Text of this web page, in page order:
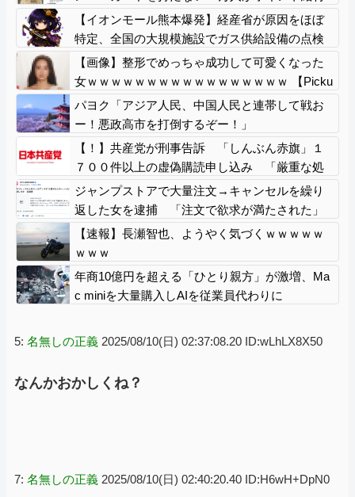
事業から排除された」
【イオンモール熊本爆発】経産省が原因をほぼ
特定、全国の大規模施設でガス供給設備の点検
要請にまで発展する事態に・・・【PICKUP】
【画像】整形でめっちゃ成功して可愛くなった
女ｗｗｗｗｗｗｗｗｗｗｗｗｗｗｗｗｗ 【Picku
p05164700】
パヨク「アジア人民、中国人民と連帯して戦お
ー！悪政高市を打倒するぞー！」
【！】共産党が刑事告訴 「しんぶん赤旗」１
７００件以上の虚偽購読申し込み 「厳重な処
罰を求める」
ジャンプストアで大量注文→キャンセルを繰り
返した女を逮捕 「注文で欲求が満たされた」
総額43億円
【速報】長瀬智也、ようやく気づくｗｗｗｗｗ
ｗｗｗ
年商10億円を超える「ひとり親方」が激増、Ma
c miniを大量購入しAIを従業員代わりに
5: 名無しの正義 2025/08/10(日) 02:37:08.20 ID:wLhLX8X50
なんかおかしくね？
7: 名無しの正義 2025/08/10(日) 02:40:20.40 ID:H6wH+DpN0